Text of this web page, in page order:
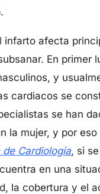
infarto afecta
En primer
y
cardiacos se
se han
la mujer, y por
de Cardiología, si
en una
la cobertura y el